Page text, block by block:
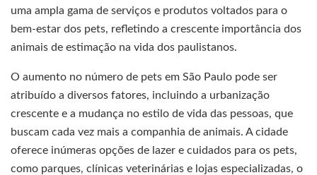
uma ampla gama de serviços e produtos voltados para o
bem-estar dos pets, refletindo a crescente importância dos
animais de estimação na vida dos paulistanos.
O aumento no número de pets em São Paulo pode ser
atribuído a diversos fatores, incluindo a urbanização
crescente e a mudança no estilo de vida das pessoas, que
buscam cada vez mais a companhia de animais. A cidade
oferece inúmeras opções de lazer e cuidados para os pets,
como parques, clínicas veterinárias e lojas especializadas, o